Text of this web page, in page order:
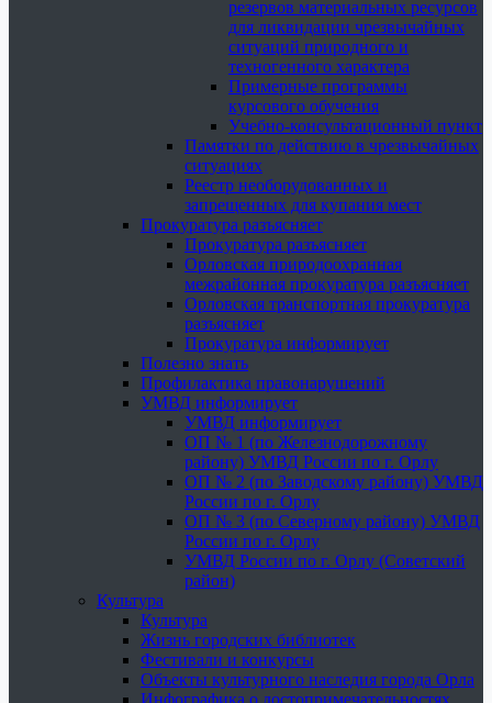
резервов материальных ресурсов
для ликвидации чрезвычайных
ситуаций природного и
техногенного характера
Примерные программы
курсового обучения
Учебно-консультационный пункт
Памятки по действию в чрезвычайных
ситуациях
Реестр необорудованных и
запрещенных для купания мест
Прокуратура разъясняет
Прокуратура разъясняет
Орловская природоохранная
межрайонная прокуратура разъясняет
Орловская транспортная прокуратура
разъясняет
Прокуратура информирует
Полезно знать
Профилактика правонарушений
УМВД информирует
УМВД информирует
ОП № 1 (по Железнодорожному
району) УМВД России по г. Орлу
ОП № 2 (по Заводскому району) УМВД
России по г. Орлу
ОП № 3 (по Северному району) УМВД
России по г. Орлу
УМВД России по г. Орлу (Советский
район)
Культура
Культура
Жизнь городских библиотек
Фестивали и конкурсы
Объекты культурного наследия города Орла
Инфографика о достопримечательностях